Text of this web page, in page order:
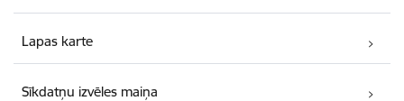
Lapas karte
Sīkdatņu izvēles maiņa